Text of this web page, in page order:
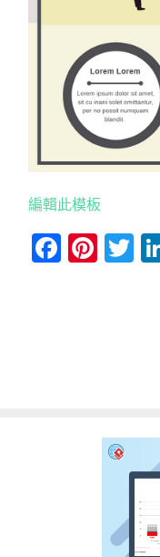
編輯此模板